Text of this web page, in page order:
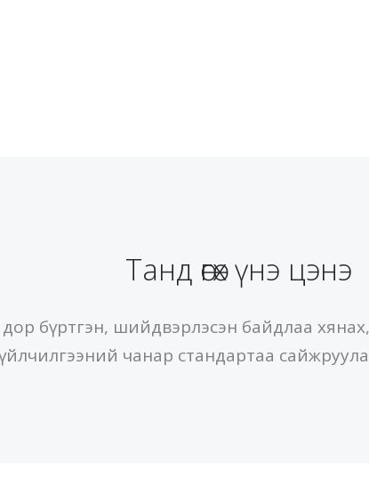
Танд өгөх үнэ цэнэ
бүртгэн, шийдвэрлэсэн байдлаа
чанар стандартаа